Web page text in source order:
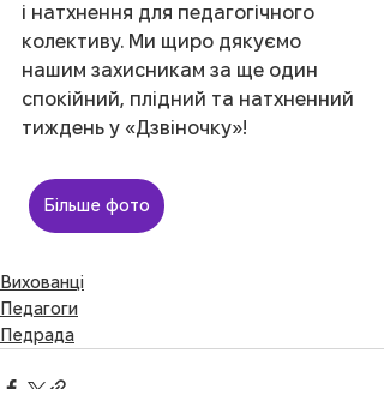
і натхнення для педагогічного
колективу. Ми щиро дякуємо
нашим захисникам за ще один
спокійний, плідний та натхненний
тиждень у «Дзвіночку»!
Більше фото
Вихованці
Педагоги
Педрада